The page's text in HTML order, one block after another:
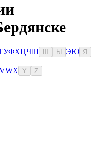
УФХЦЧШ Ы ЭЮ Я
VWX Y Z